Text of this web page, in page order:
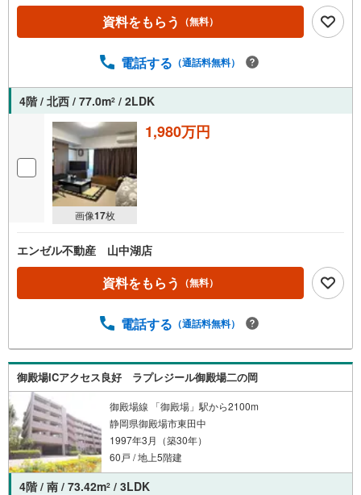
資料をもらう （無料）
電話する （通話料無料）
4階 / 北西 / 77.0m2 / 2LDK
画像17枚
1,980万円
エンゼル不動産 山中湖店
資料をもらう （無料）
電話する （通話料無料）
御殿場ICアクセス良好 ラプレジール御殿場二の岡
御殿場線 「御殿場」駅から2100m
静岡県御殿場市東田中
1997年3月（築30年）
60戸 / 地上5階建
4階 / 南 / 73.42m2 / 3LDK